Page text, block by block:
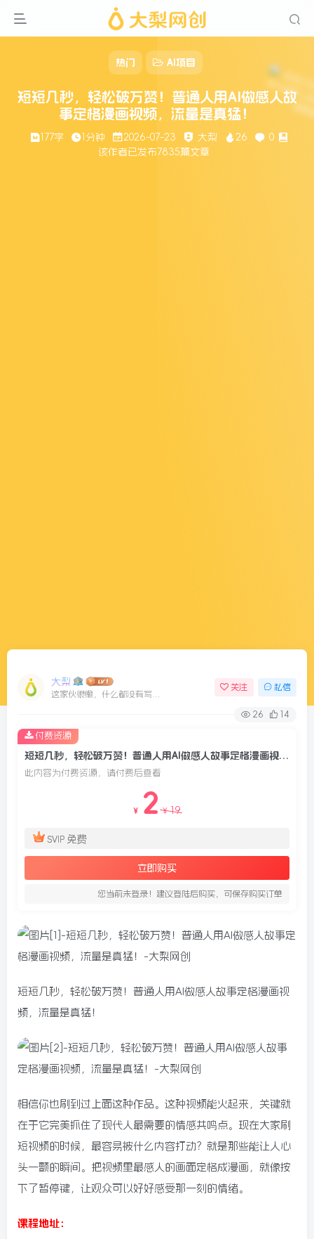
热门 AI项目
短短几秒，轻松破万赞！普通人用AI做感人故
事定格漫画视频，流量是真猛！
177字 1分钟 2026-07-23 大梨 26
0
该作者已发布7835篇文章
大梨
这家伙很懒，什么都没有写...
关注 私信
26 14
短短几秒，轻松破万赞！普通人用AI做感人故事定格漫画视频，流量是真猛！
此内容为付费资源，请付费后查看
￥ 2 ￥ 19
SVIP 免费
立即购买
您当前未登录！建议登陆后购买，可保存购买订单
付费资源
短短几秒，轻松破万赞！普通人用AI做感人故事定格漫画视
频，流量是真猛！
相信你也刷到过上面这种作品。这种视频能火起来，关键就
在于它完美抓住了现代人最需要的情感共鸣点。现在大家刷
短视频的时候，最容易被什么内容打动？就是那些能让人心
头一颤的瞬间。把视频里最感人的画面定格成漫画，就像按
下了暂停键，让观众可以好好感受那一刻的情绪。
课程地址：